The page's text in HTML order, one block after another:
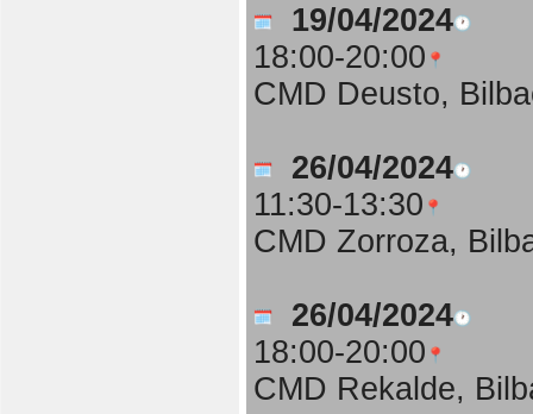
19/04/2024
18:00-20:00
CMD Deusto,
26/04/2024
11:30-13:30
CMD Zorroza,
26/04/2024
18:00-20:00
CMD Rekalde,